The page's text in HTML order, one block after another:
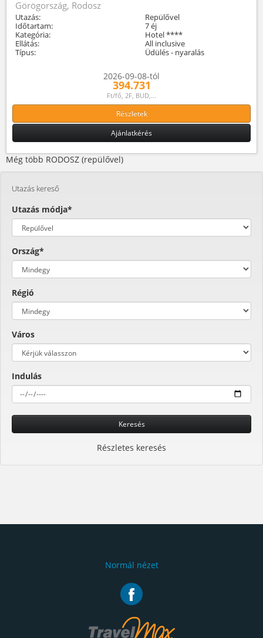
Görögország, Rodosz
Utazás:
Repülővel
Időtartam:
7 éj
Kategória:
Hotel ****
Ellátás:
All inclusive
Típus:
Üdülés - nyaralás
2026-09-08-tól
394.731
Ft/fő, 2F, BUD,...
Részletek
Ajánlatkérés
Még több RODOSZ (repülővel)
Utazás kereső
Utazás módja*
Ország*
Régió
Város
Indulás
Keresés
Részletes keresés
Normál nézet